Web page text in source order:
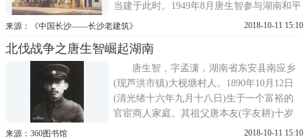
当建于此时。1949年8月唐生智参与湖南和平
起义。中华人民共和国成立后任湖南省副省
于1926年，占地312平方米，建筑面积653平
方米，今为湖南省食用菌研究所使用。平面
呈曲尺形，为一座带
来源：《中国长沙——长沙老建筑》 2018-10-11 15:10
北伐战争之唐生智崛起湖南
唐生智，字孟潇，湖南省东安县南应乡
(现芦洪市镇)大枧塘村人。1890年10月12日
(清光绪十六年九月十八日)生于一个富裕的
官宦商人家庭。其祖父唐本友(字友耕)十岁
就丧了双亲，孤苦伶仃，长大之后投身湘
来源：360图书馆 2018-10-11 15:10